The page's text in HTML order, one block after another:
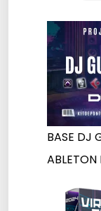
BASE DJ
ABLETON